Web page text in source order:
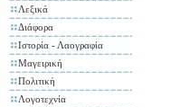
Λεξικά
Διάφορα
Ιστορία - Λαογραφία
Μαγειρική
Πολιτική
Λογοτεχνία